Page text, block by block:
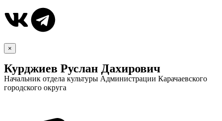
×
Курджиев Руслан Дахирович
Начальник отдела культуры Администрации Карачаевского
городского округа